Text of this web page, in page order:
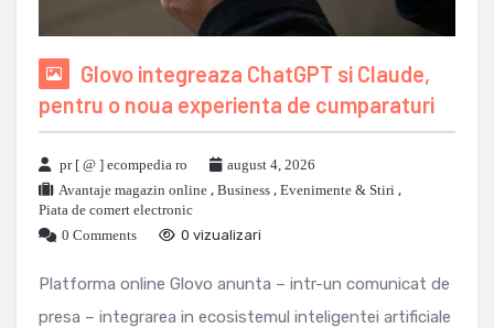
Glovo integreaza ChatGPT si Claude,
pentru o noua experienta de cumparaturi
pr [ @ ] ecompedia ro
august 4, 2026
Avantaje magazin online , Business , Evenimente & Stiri ,
Piata de comert electronic
0 Comments
0 vizualizari
Platforma online Glovo anunta – intr-un comunicat de
presa – integrarea in ecosistemul inteligentei artificiale